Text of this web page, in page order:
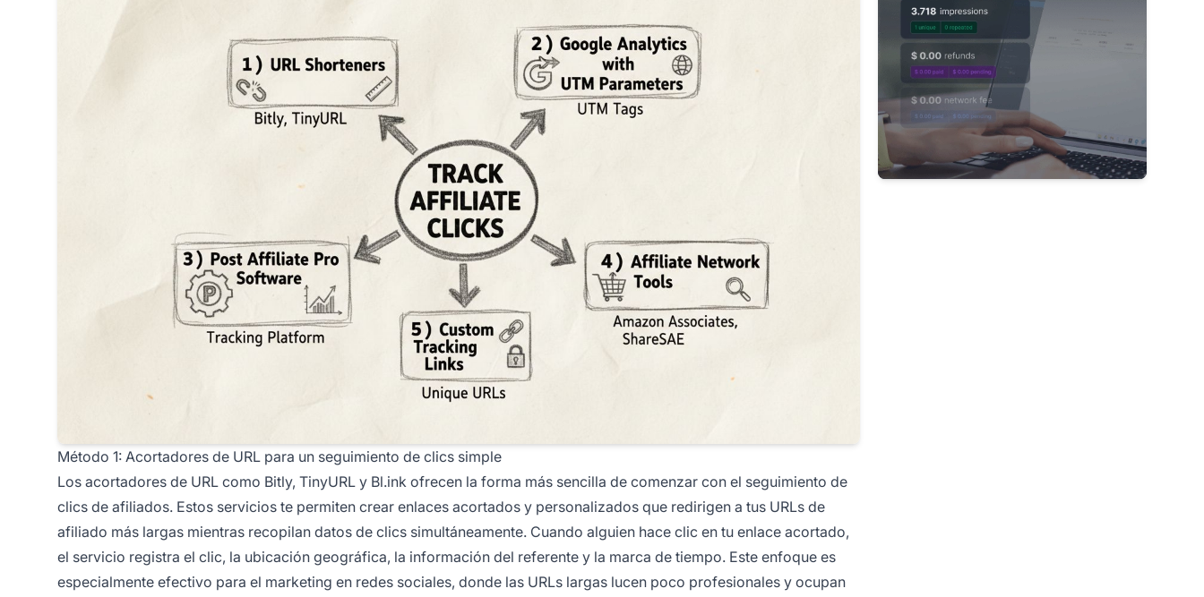
Método 1: Acortadores de URL para un seguimiento de clics simple
Los acortadores de URL como Bitly, TinyURL y Bl.ink ofrecen la forma más sencilla de comenzar con el seguimiento de
clics de afiliados. Estos servicios te permiten crear enlaces acortados y personalizados que redirigen a tus URLs de
afiliado más largas mientras recopilan datos de clics simultáneamente. Cuando alguien hace clic en tu enlace acortado,
el servicio registra el clic, la ubicación geográfica, la información del referente y la marca de tiempo. Este enfoque es
especialmente efectivo para el marketing en redes sociales, donde las URLs largas lucen poco profesionales y ocupan